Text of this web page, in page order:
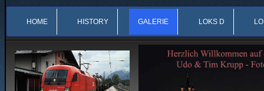
HOME HISTORY GALERIE LOKS D